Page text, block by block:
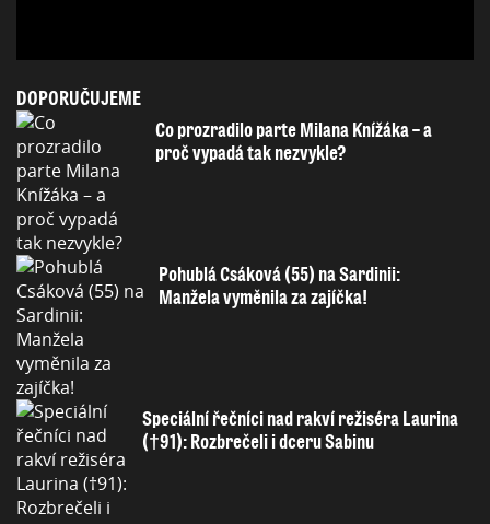
DOPORUČUJEME
Co prozradilo parte Milana Knížáka – a
proč vypadá tak nezvykle?
Pohublá Csáková (55) na Sardinii:
Manžela vyměnila za zajíčka!
Speciální řečníci nad rakví režiséra Laurina
(†91): Rozbrečeli i dceru Sabinu